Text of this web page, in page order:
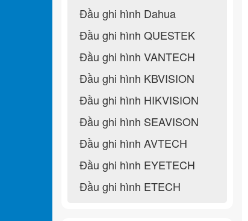
Đầu ghi hình Dahua
Đầu ghi hình QUESTEK
Đầu ghi hình VANTECH
Đầu ghi hình KBVISION
Đầu ghi hình HIKVISION
Đầu ghi hình SEAVISON
Đầu ghi hình AVTECH
Đầu ghi hình EYETECH
Đầu ghi hình ETECH